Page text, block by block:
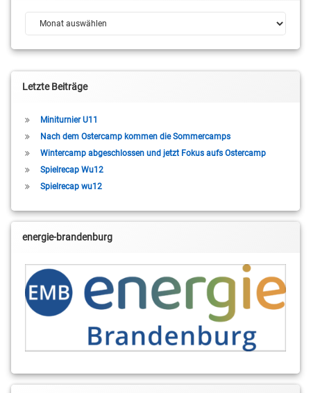
Archiv
Letzte Beiträge
Miniturnier U11
Nach dem Ostercamp kommen die Sommercamps
Wintercamp abgeschlossen und jetzt Fokus aufs Ostercamp
Spielrecap Wu12
Spielrecap wu12
energie-brandenburg